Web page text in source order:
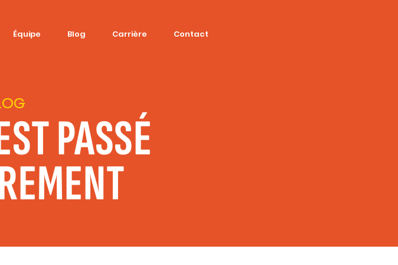
Équipe Blog Carrière Contact
PASSÉ